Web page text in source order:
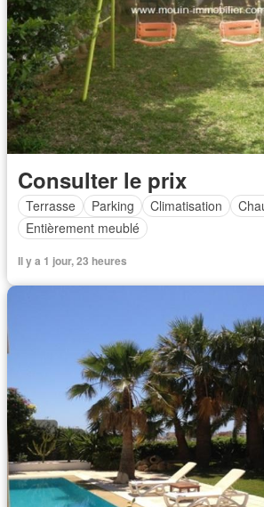
Consulter le prix
Terrasse Parking Climatisation
Entièrement meublé
Il y a 1 jour, 23 heures